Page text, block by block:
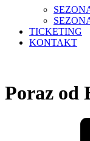
TICKETING
KONTAKT
Poraz od